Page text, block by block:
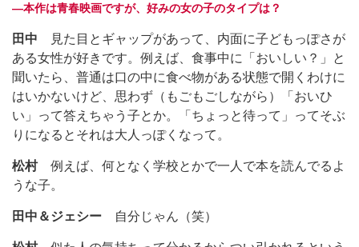
―本作は青春映画ですが、好みの女の子のタイプは？
田中 見た目とギャップがあって、内面に子どもっぽさが
ある女性が好きです。例えば、食事中に「おいしい？」と
聞いたら、普通は口の中に食べ物がある状態で開くわけに
はいかないけど、思わず（もごもごしながら）「おいひ
い」って答えちゃう子とか。「ちょっと待って」ってそぶ
りになるとそれは大人っぽくなって。
松村例えば、何となく学校とかで一人で本を読んでるよ
うな子。
田中＆ジェシー 自分じゃん（笑）